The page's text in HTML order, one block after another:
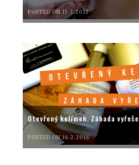
POSTED ON 15.3.2012
Otevřený kelímek. Záhada
POSTED ON 16.2.2016